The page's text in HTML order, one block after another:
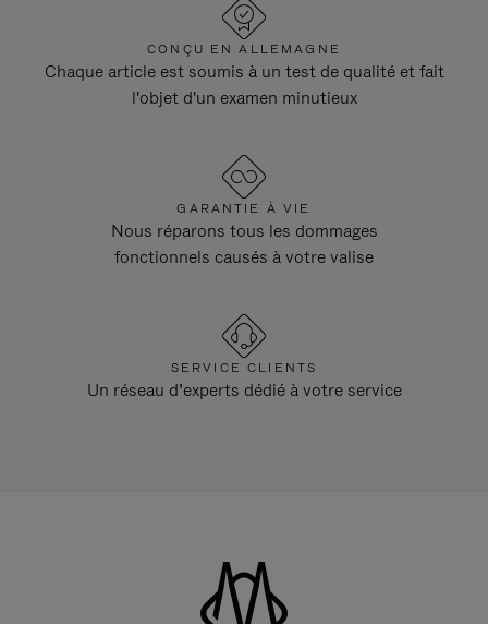
CONÇU EN ALLEMAGNE
Chaque article est soumis à un test de qualité et fait
l'objet d'un examen minutieux
GARANTIE À VIE
Nous réparons tous les dommages
fonctionnels causés à votre valise
SERVICE CLIENTS
Un réseau d’experts dédié à votre service